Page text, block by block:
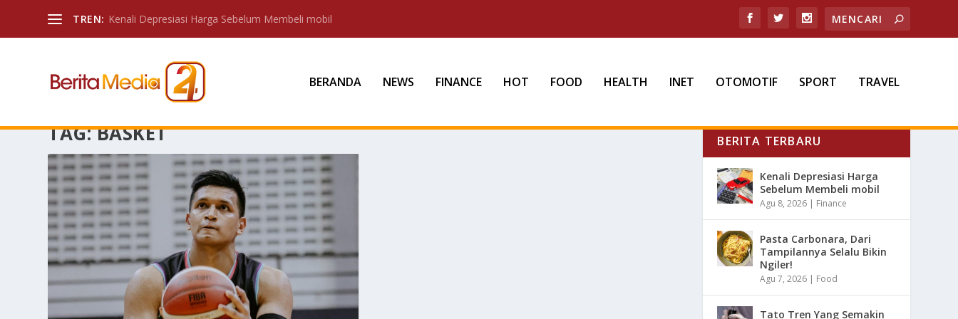
TREN: Kenali Depresiasi Harga Sebelum Membeli mobil
BERANDA NEWS FINANCE HOT FOOD HEALTH INET OTOMOTIF SPORT TRAVEL
TAG:BASKET BERITA TERBARU
Kenali Depresiasi Harga
Sebelum Membeli mobil
Agu 8, 2026 | Finance
Pasta Carbonara, Dari
Tampilannya Selalu Bikin
Ngiler!
Agu 7, 2026 | Food
Tato Tren Yang Semakin